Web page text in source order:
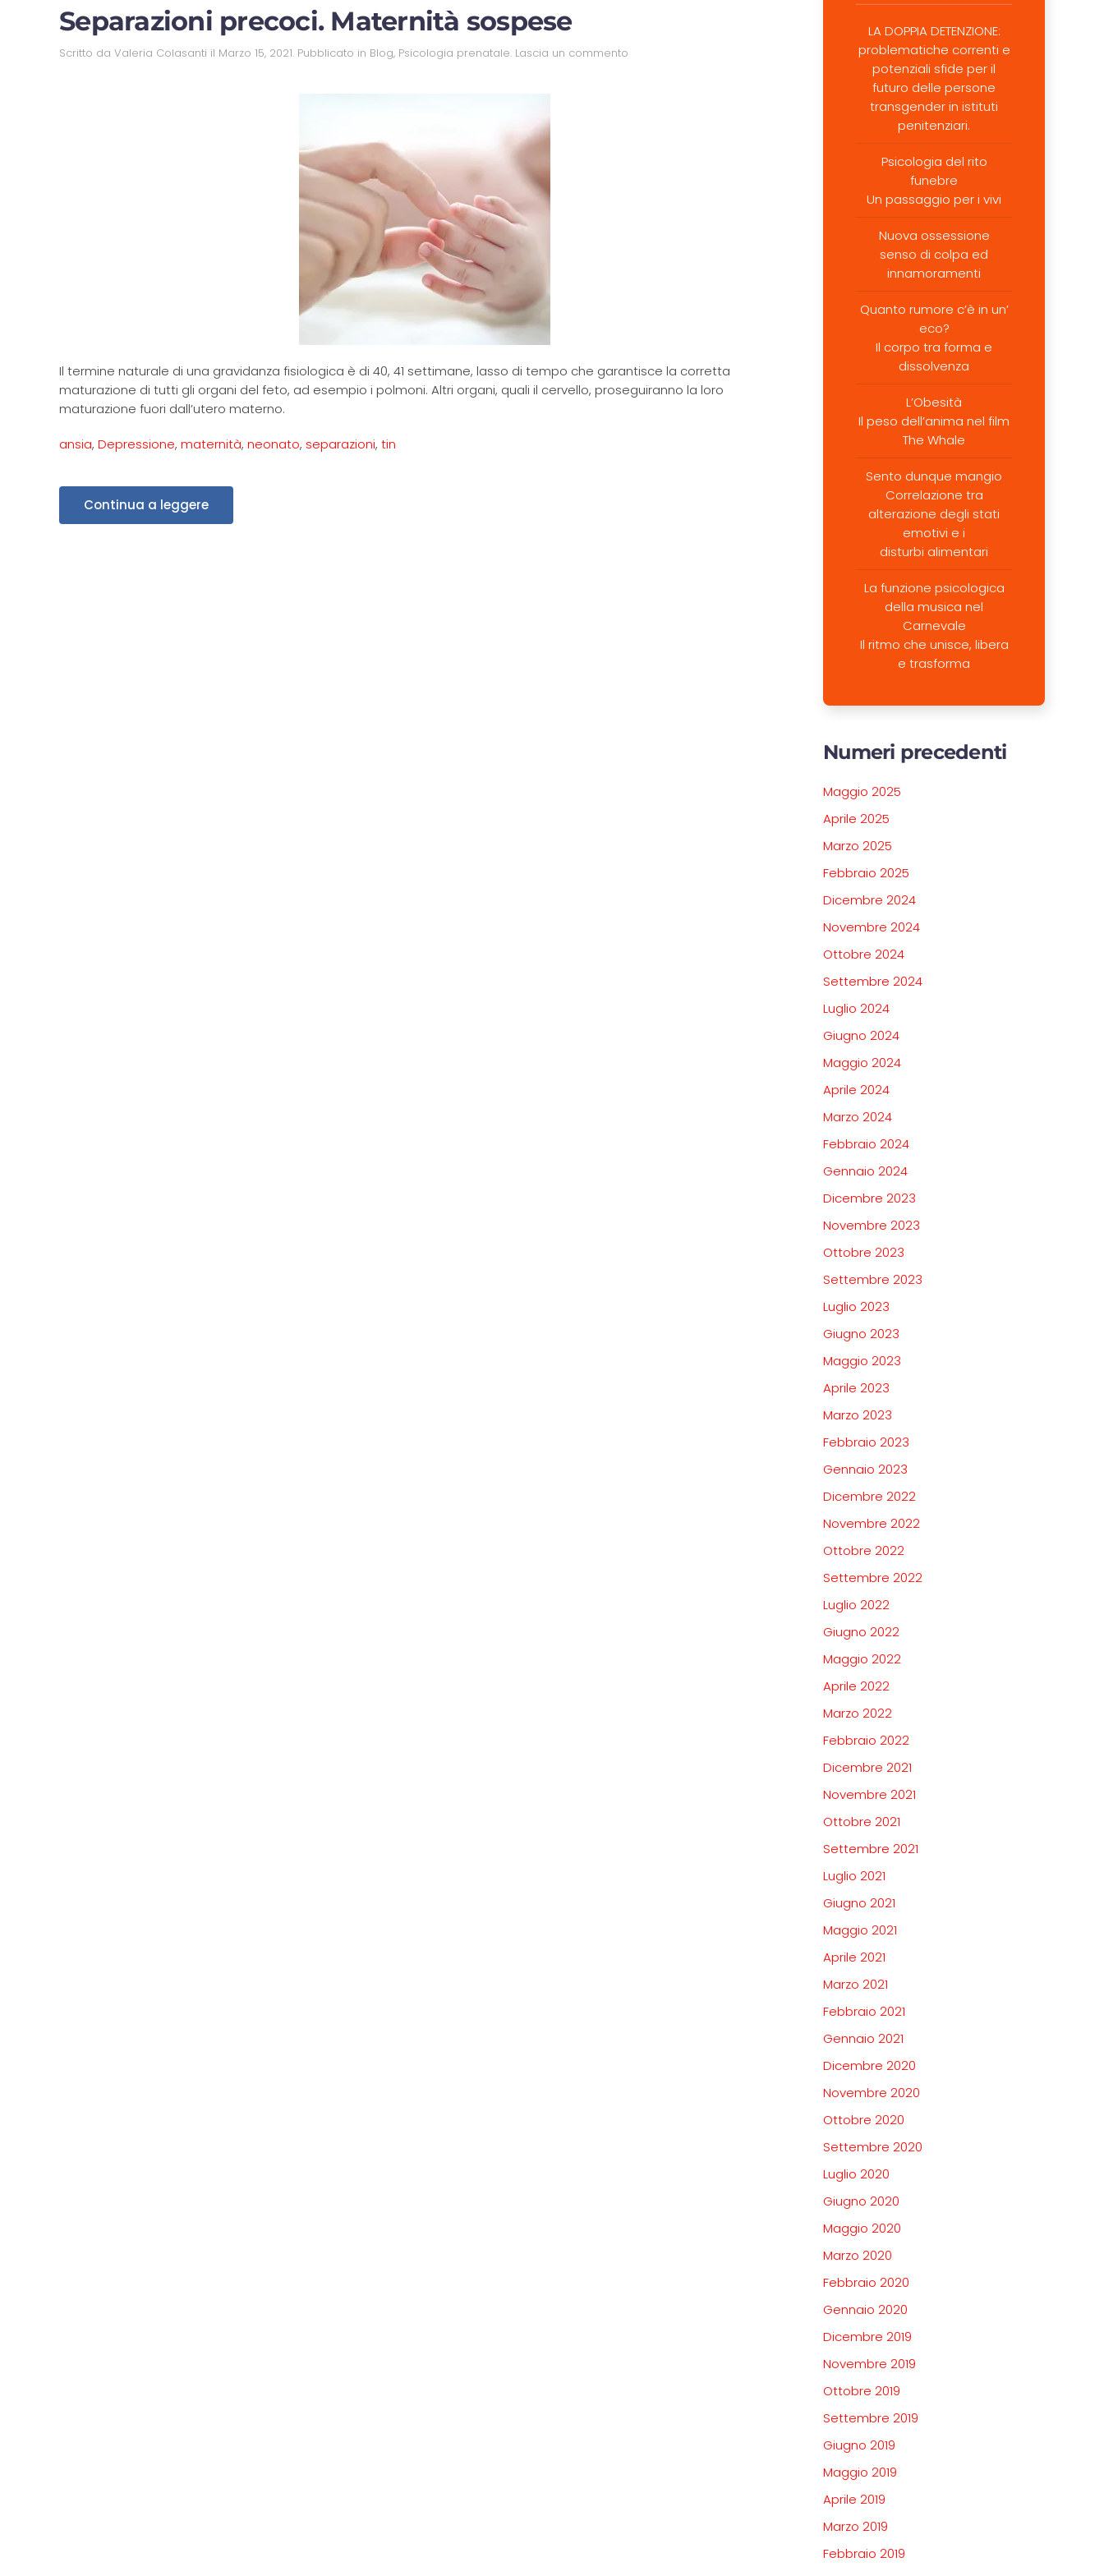
Separazioni precoci. Maternità sospese
Scritto da Valeria Colasanti il Marzo 15, 2021. Pubblicato in Blog, Psicologia prenatale. Lascia un commento
Il termine naturale di una gravidanza fisiologica è di 40, 41 settimane, lasso di tempo che garantisce la corretta
maturazione di tutti gli organi del feto, ad esempio i polmoni. Altri organi, quali il cervello, proseguiranno la loro
maturazione fuori dall’utero materno.
ansia, Depressione, maternità, neonato, separazioni, tin
Continua a leggere
LA DOPPIA DETENZIONE:
problematiche correnti e
potenziali sfide per il
futuro delle persone
transgender in istituti
penitenziari.
Psicologia del rito
funebre
Un passaggio per i vivi
Nuova ossessione
senso di colpa ed
innamoramenti
Quanto rumore c’è in un’
eco?
Il corpo tra forma e
dissolvenza
L’Obesità
Il peso dell’anima nel film
The Whale
Sento dunque mangio
Correlazione tra
alterazione degli stati
emotivi e i
disturbi alimentari
La funzione psicologica
della musica nel
Carnevale
Il ritmo che unisce, libera
e trasforma
Numeri precedenti
Maggio 2025
Aprile 2025
Marzo 2025
Febbraio 2025
Dicembre 2024
Novembre 2024
Ottobre 2024
Settembre 2024
Luglio 2024
Giugno 2024
Maggio 2024
Aprile 2024
Marzo 2024
Febbraio 2024
Gennaio 2024
Dicembre 2023
Novembre 2023
Ottobre 2023
Settembre 2023
Luglio 2023
Giugno 2023
Maggio 2023
Aprile 2023
Marzo 2023
Febbraio 2023
Gennaio 2023
Dicembre 2022
Novembre 2022
Ottobre 2022
Settembre 2022
Luglio 2022
Giugno 2022
Maggio 2022
Aprile 2022
Marzo 2022
Febbraio 2022
Dicembre 2021
Novembre 2021
Ottobre 2021
Settembre 2021
Luglio 2021
Giugno 2021
Maggio 2021
Aprile 2021
Marzo 2021
Febbraio 2021
Gennaio 2021
Dicembre 2020
Novembre 2020
Ottobre 2020
Settembre 2020
Luglio 2020
Giugno 2020
Maggio 2020
Marzo 2020
Febbraio 2020
Gennaio 2020
Dicembre 2019
Novembre 2019
Ottobre 2019
Settembre 2019
Giugno 2019
Maggio 2019
Aprile 2019
Marzo 2019
Febbraio 2019